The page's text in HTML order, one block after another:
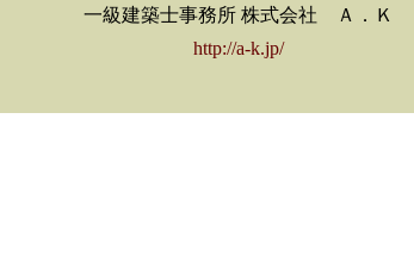
一級建築士事務所 株式会社 Ａ．Ｋ
http://a-k.jp/